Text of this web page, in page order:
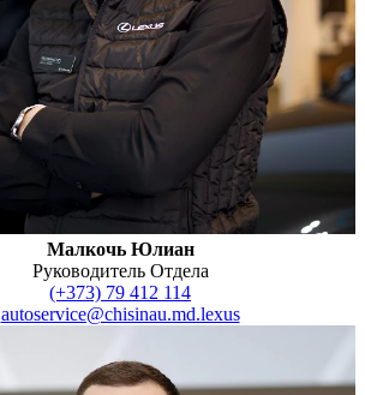
Малкочь Юлиан
Руководитель Отдела
(+373) 79 412 114
autoservice@chisinau.md.lexus